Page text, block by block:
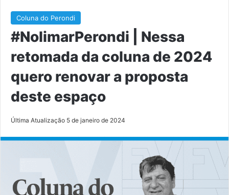
Coluna do Perondi
#NolimarPerondi | Nessa
retomada da coluna de 2024
quero renovar a proposta
deste espaço
Última Atualização 5 de janeiro de 2024